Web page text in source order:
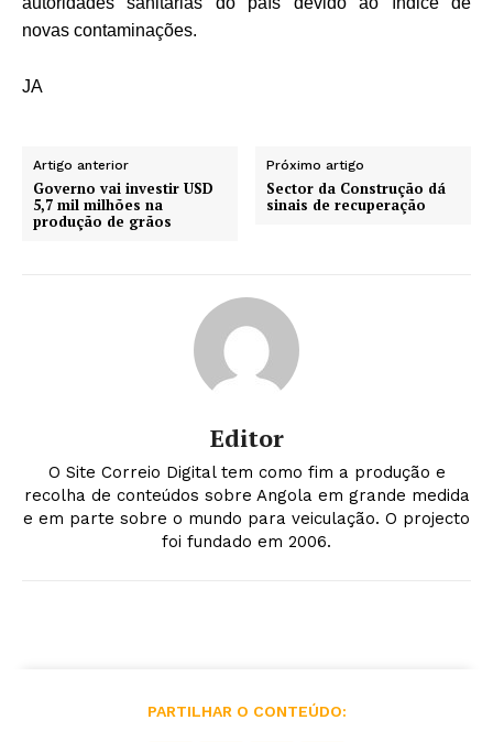
novas contaminações.
JA
Artigo anterior
Governo vai investir USD
5,7 mil milhões na
produção de grãos
Próximo artigo
Sector da Construção dá
sinais de recuperação
Editor
O Site Correio Digital tem como fim a produção e
recolha de conteúdos sobre Angola em grande medida
e em parte sobre o mundo para veiculação. O projecto
foi fundado em 2006.
PARTILHAR O CONTEÚDO: